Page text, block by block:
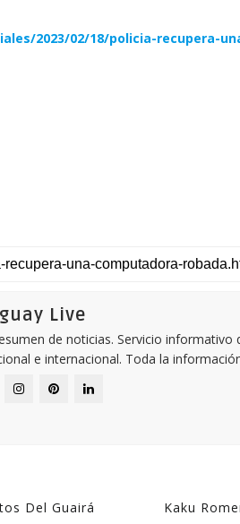
2023/02/18/policia-recupera-
Live
de noticias. Servicio
e internacional. Toda la
Del Guairá
Kaku